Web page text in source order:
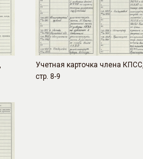
Учетная карточка члена КПСС,
стр. 8-9